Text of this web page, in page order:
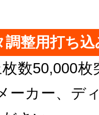
整用打ち
数50,000
ーカー、デ